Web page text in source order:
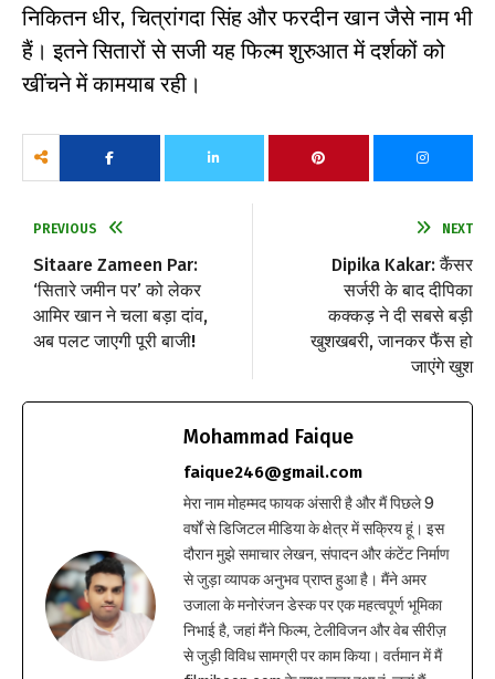
निकितन धीर, चित्रांगदा सिंह और फरदीन खान जैसे नाम भी
हैं। इतने सितारों से सजी यह फिल्म शुरुआत में दर्शकों को
खींचने में कामयाब रही।
PREVIOUS
Sitaare Zameen Par:
‘सितारे जमीन पर’ को लेकर
आमिर खान ने चला बड़ा दांव,
अब पलट जाएगी पूरी बाजी!
NEXT
Dipika Kakar: कैंसर
सर्जरी के बाद दीपिका
कक्कड़ ने दी सबसे बड़ी
खुशखबरी, जानकर फैंस हो
जाएंगे खुश
Mohammad Faique
faique246@gmail.com
मेरा नाम मोहम्मद फायक अंसारी है और मैं पिछले 9
वर्षों से डिजिटल मीडिया के क्षेत्र में सक्रिय हूं। इस
दौरान मुझे समाचार लेखन, संपादन और कंटेंट निर्माण
से जुड़ा व्यापक अनुभव प्राप्त हुआ है। मैंने अमर
उजाला के मनोरंजन डेस्क पर एक महत्वपूर्ण भूमिका
निभाई है, जहां मैंने फिल्म, टेलीविजन और वेब सीरीज़
से जुड़ी विविध सामग्री पर काम किया। वर्तमान में मैं